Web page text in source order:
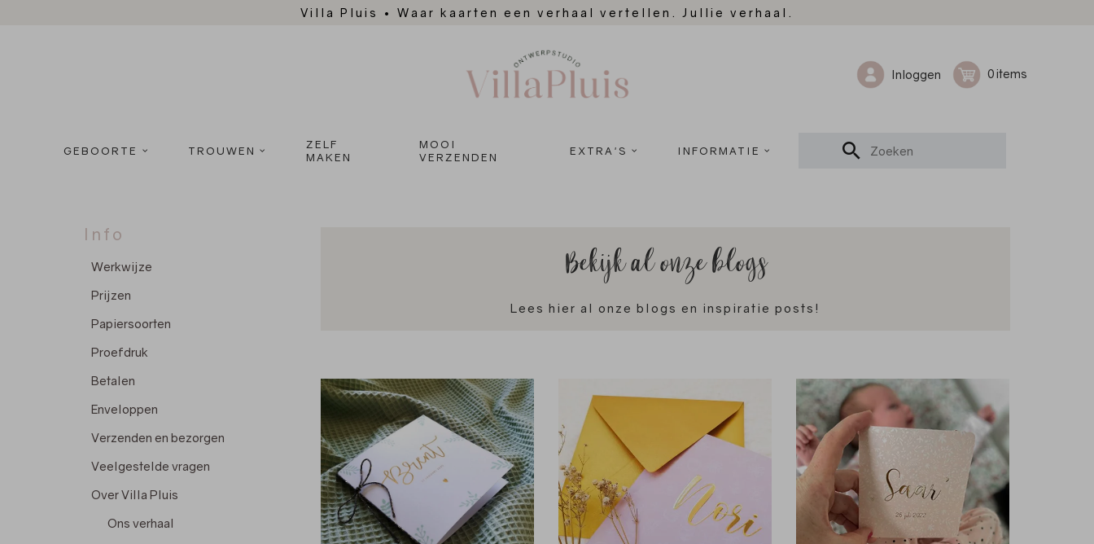
Villa Pluis • Waar kaarten een verhaal vertellen. Jullie verhaal.
Inloggen 0
GEBOORTE TROUWEN
ZELF
MAKEN
MOOI
VERZENDEN
EXTRA'S INFORMATIE
Info
Werkwijze
Prijzen
Papiersoorten
Proefdruk
Betalen
Enveloppen
Verzenden en bezorgen
Veelgestelde vragen
Over Villa Pluis
Ons verhaal
Bekijk al onze blogs
Lees hier al onze blogs en inspiratie posts!